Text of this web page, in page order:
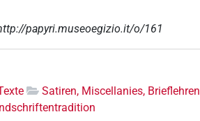
papyri.museoegizio.it/o/161
Satiren, Miscellanies, Brieflehren